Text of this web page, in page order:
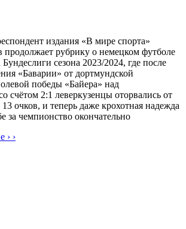
издания «В мире спорта»
продолжает рубрику о немецком футболе
сезона 2023/2024, где после
«Баварии» от дортмундской
победы «Байера» над
счётом 2:1 леверкузенцы оторвались от
очков, и теперь даже крохотная надежда
за чемпионство окончательно
› ›